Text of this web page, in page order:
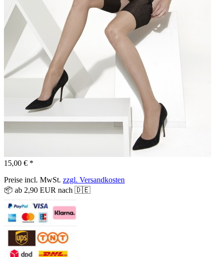
15,00 € *
Preise incl. MwSt. zzgl. Versandkosten
📦 ab 2,90 EUR nach 🇩🇪